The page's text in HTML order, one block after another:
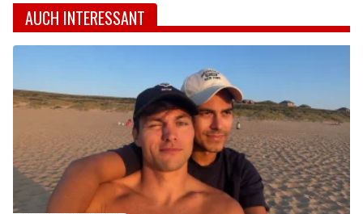
AUCH INTERESSANT